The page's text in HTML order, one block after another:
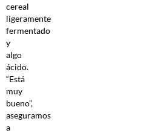
cereal
ligeramente
fermentado
y
algo
ácido.
“Está
muy
bueno”,
aseguramos
a